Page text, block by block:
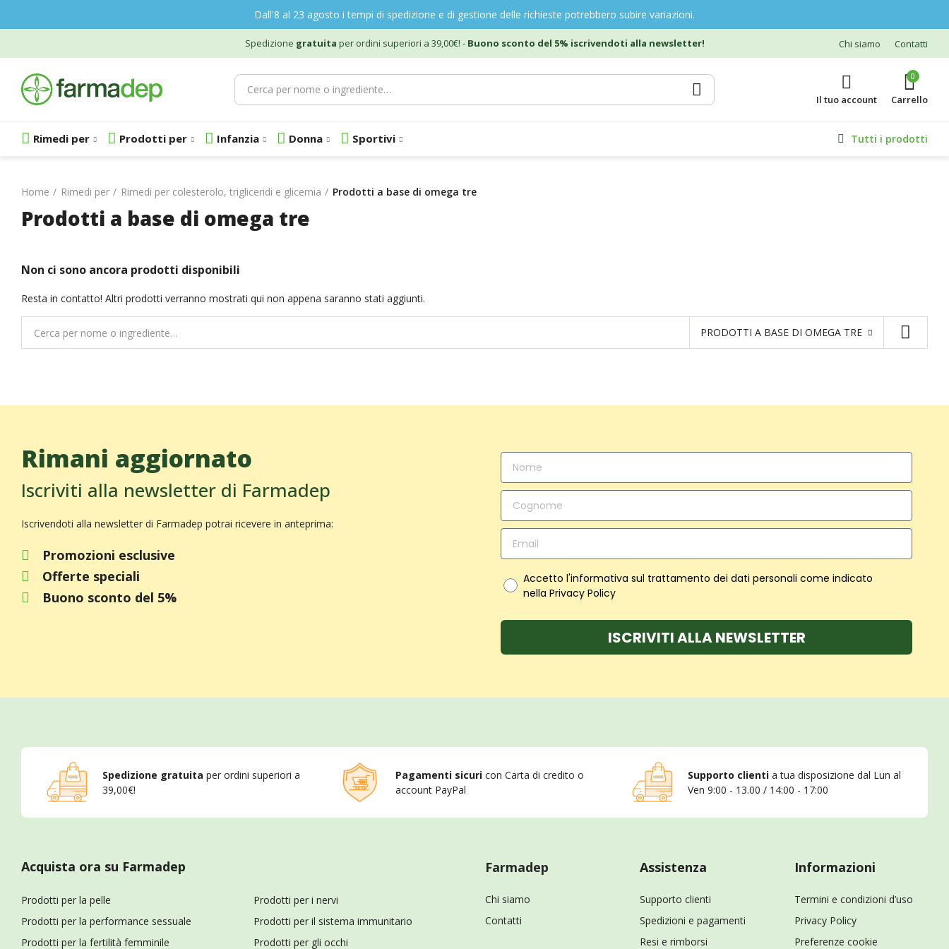
Dall'8 al 23 agosto i tempi di spedizione e di gestione delle richieste potrebbero subire variazioni.
Spedizione gratuita per ordini superiori a 39,00€! - Buono sconto del 5% iscrivendoti alla newsletter! Chi siamo Contatti
Il tuo account
0
Rimedi per Prodotti per Infanzia Donna Sportivi Tutti i prodotti
Home Rimedi per Rimedi per colesterolo, trigliceridi e glicemia Prodotti a base di omega tre
Prodotti a base di omega tre
Non ci sono ancora prodotti disponibili
Resta in contatto! Altri prodotti verranno mostrati qui non appena saranno stati aggiunti.
PRODOTTI A BASE DI OMEGA TRE
Rimani aggiornato
Iscriviti alla newsletter di Farmadep
Iscrivendoti alla newsletter di Farmadep potrai ricevere in anteprima:
Promozioni esclusive
Offerte speciali
Buono sconto del 5%
Accetto l'informativa sul trattamento dei dati personali come indicato
nella Privacy Policy
ISCRIVITI ALLA NEWSLETTER
Spedizione gratuita per ordini superiori a
39,00€!
Pagamenti sicuricon Carta di credito o
account PayPal
Supporto clienti a tua disposizione dal Lun al
Ven 9:00 - 13.00 / 14:00 - 17:00
Acquista ora su Farmadep
Prodotti per la pelle
Prodotti per la performance sessuale
Prodotti per la fertilità femminile
Prodotti per i nervi
Prodotti per il sistema immunitario
Prodotti per gli occhi
Farmadep
Chi siamo
Contatti
Assistenza
Supporto clienti
Spedizioni e pagamenti
Resi e rimborsi
Informazioni
Termini e condizioni d’uso
Privacy Policy
Preferenze cookie